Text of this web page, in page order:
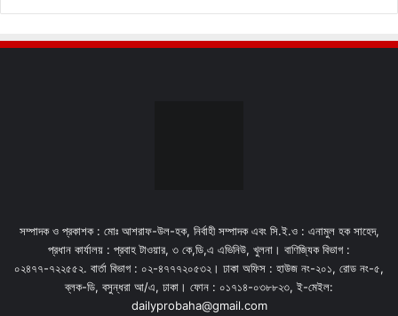
সম্পাদক ও প্রকাশক : মোঃ আশরাফ-উল-হক, নির্বাহী সম্পাদক এবং সি.ই.ও : এনামুল হক সাহেদ,
প্রধান কার্যালয় : প্রবাহ টাওয়ার, ৩ কে,ডি,এ এভিনিউ, খুলনা। বাণিজ্যিক বিভাগ :
০২৪৭৭-৭২২৫৫২. বার্তা বিভাগ : ০২-৪৭৭৭২০৫৩২। ঢাকা অফিস : হাউজ নং-২০১, রোড নং-৫,
ব্লক-ডি, বসুন্ধরা আ/এ, ঢাকা। ফোন : ০১৭১৪-০৩৮৮২৩, ই-মেইল:
dailyprobaha@gmail.com